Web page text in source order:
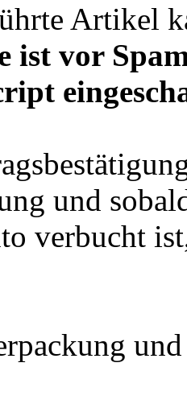
Artikel
ist vor
und
verbucht